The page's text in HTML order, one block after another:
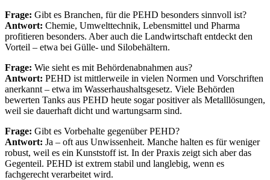
Frage: Gibt es Branchen, für die PEHD besonders sinnvoll ist?
Antwort: Chemie, Umwelttechnik, Lebensmittel und Pharma
profitieren besonders. Aber auch die Landwirtschaft entdeckt den
Vorteil – etwa bei Gülle- und Silobehältern.
Frage: Wie sieht es mit Behördenabnahmen aus?
Antwort: PEHD ist mittlerweile in vielen Normen und Vorschriften
anerkannt – etwa im Wasserhaushaltsgesetz. Viele Behörden
bewerten Tanks aus PEHD heute sogar positiver als Metalllösungen,
weil sie dauerhaft dicht und wartungsarm sind.
Frage: Gibt es Vorbehalte gegenüber PEHD?
Antwort: Ja – oft aus Unwissenheit. Manche halten es für weniger
robust, weil es ein Kunststoff ist. In der Praxis zeigt sich aber das
Gegenteil. PEHD ist extrem stabil und langlebig, wenn es
fachgerecht verarbeitet wird.